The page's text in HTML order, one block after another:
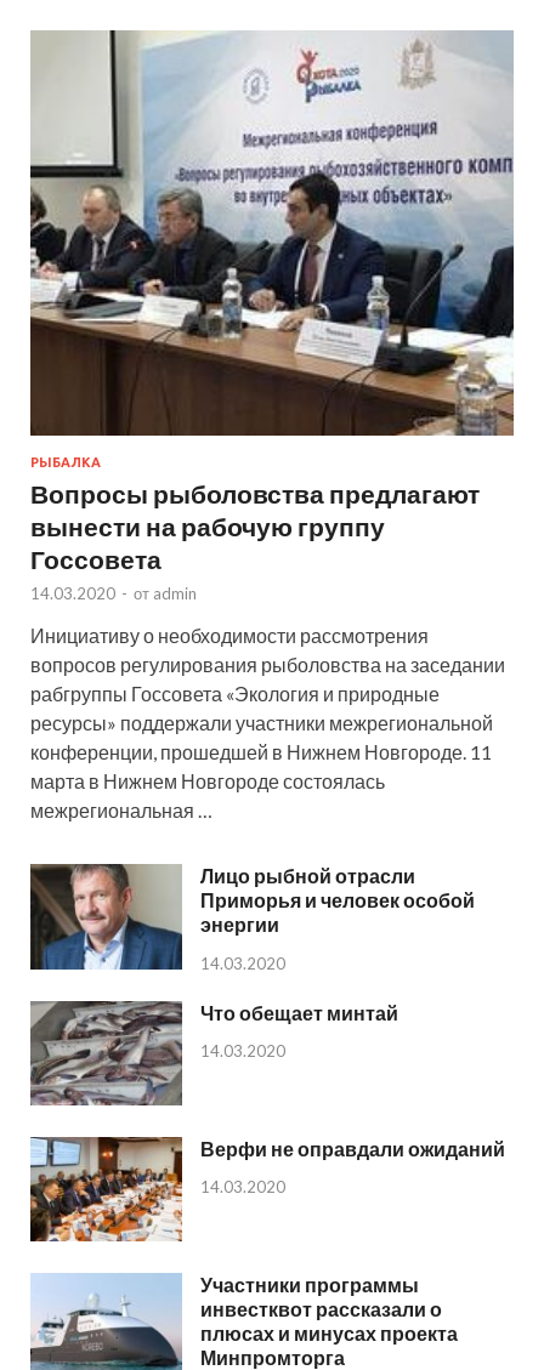
РЫБАЛКА
Вопросы рыболовства предлагают
вынести на рабочую группу
Госсовета
14.03.2020 - от admin
Инициативу о необходимости рассмотрения
вопросов регулирования рыболовства на заседании
рабгруппы Госсовета «Экология и природные
ресурсы» поддержали участники межрегиональной
конференции, прошедшей в Нижнем Новгороде. 11
марта в Нижнем Новгороде состоялась
межрегиональная …
Лицо рыбной отрасли
Приморья и человек особой
энергии
14.03.2020
Что обещает минтай
14.03.2020
Верфи не оправдали ожиданий
14.03.2020
Участники программы
инвестквот рассказали о
плюсах и минусах проекта
Минпромторга